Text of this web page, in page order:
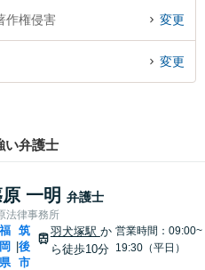
作権侵害 変更
変更
い弁護士
一明 弁護士
法律事務所
福
岡
県
|
筑
後
市
羽犬塚駅 か
ら徒歩10分
営業時間：09:00~
19:30（平日）